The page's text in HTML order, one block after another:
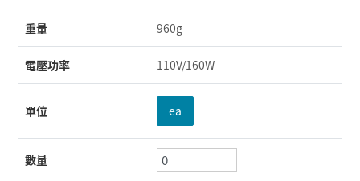
重量 960g
電壓功率 110V/160W
單位 ea
數量